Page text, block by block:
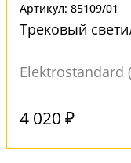
Артикул: 85109/01
Трековый
Elektrostandard
4 020 ₽